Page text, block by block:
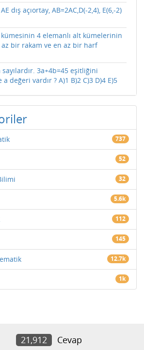
dış açıortay, AB=2AC,D(-2,4), E(6,-2)
kümesinin 4 elemanlı alt kümelerinin
bir rakam ve en az bir harf
3a+4b=45 eşitliğini
değeri vardır ? A)1 B)2 C)3 D)4 E)5
737
52
32
5.6k
112
145
12.7k
1k
21,912 Cevap